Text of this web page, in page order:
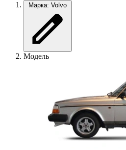
Марка: Volvo
Модель